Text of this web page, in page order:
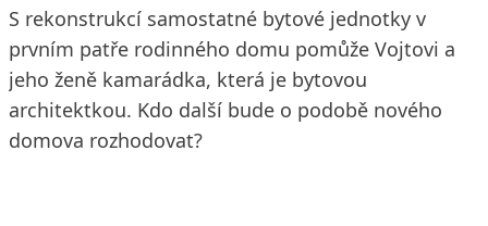
S rekonstrukcí samostatné bytové jednotky v
prvním patře rodinného domu pomůže Vojtovi a
jeho ženě kamarádka, která je bytovou
architektkou. Kdo další bude o podobě nového
domova rozhodovat?